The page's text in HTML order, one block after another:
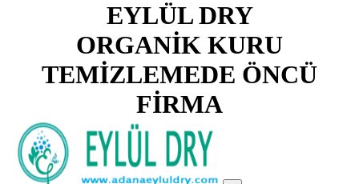
EYLÜL DRY
ORGANİK KURU
TEMİZLEMEDE ÖNCÜ
FİRMA